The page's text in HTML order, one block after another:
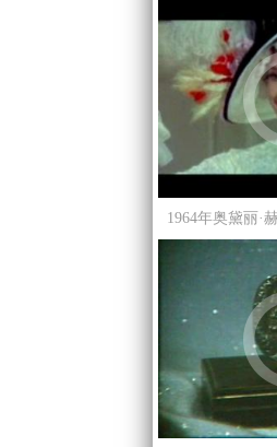
1964年奥黛丽·